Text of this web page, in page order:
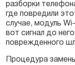
разборки
где повредили
случае, модуль
вот сигнал до
поврежденного
Процедура